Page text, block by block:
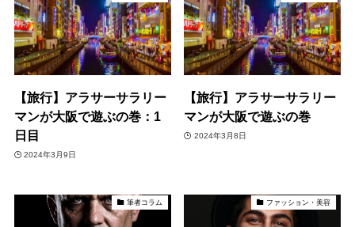
【旅行】アラサーサラリー
マンが大阪で遊ぶの巻：1
日目
2024年3月9日
【旅行】アラサーサラリー
マンが大阪で遊ぶの巻
2024年3月8日
筆者コラム ファッション・美容